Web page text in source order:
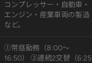
コンプレッサー・自動車・
エンジン・産業車両の製造
など。
①常昼勤務（8:00～
16:50） ②連続2交替（6:25